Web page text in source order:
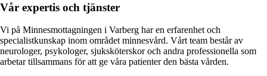
Vår expertis och tjänster
Vi på Minnesmottagningen i Varberg har en erfarenhet och
specialistkunskap inom området minnesvård. Vårt team består av
neurologer, psykologer, sjuksköterskor och andra professionella som
arbetar tillsammans för att ge våra patienter den bästa vården.